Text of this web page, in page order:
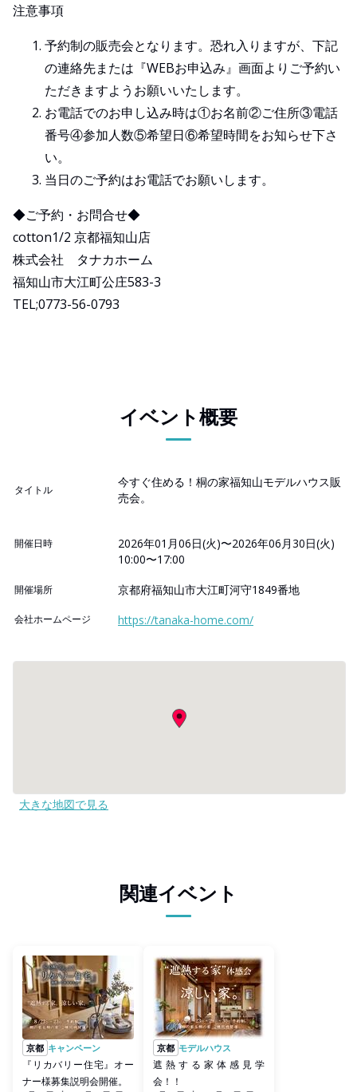
注意事項
予約制の販売会となります。恐れ⼊りますが、下記
の連絡先または『WEBお申込み』画⾯よりご予約い
ただきますようお願いいたします。
お電話でのお申し込み時は①お名前②ご住所③電話
番号④参加⼈数⑤希望⽇⑥希望時間をお知らせ下さ
い。
当日のご予約はお電話でお願いします。
◆ご予約・お問合せ◆
cotton1/2 京都福知山店
株式会社 タナカホーム
福知山市大江町公庄583-3
TEL;0773-56-0793
イベント概要
タイトル
今すぐ住める！桐の家福知山モデルハウス販
売会。
開催日時
2026年01月06日(火)〜2026年06月30日(火)
10:00〜17:00
開催場所 京都府福知山市大江町河守1849番地
会社ホームページ https://tanaka-home.com/
大きな地図で見る
関連イベント
京都 キャンペーン
『リカバリー住宅』オー
ナー様募集説明会開催。
京都 モデルハウス
遮熱する家体感見学
会！！